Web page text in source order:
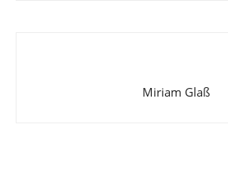
Miriam Glaß